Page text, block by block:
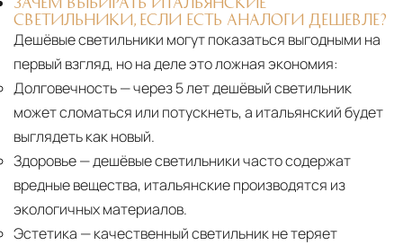
СВЕТИЛЬНИКИ, ЕСЛИ ЕСТЬ АНАЛОГИ ДЕШЕВЛЕ?
Дешёвые светильники могут показаться выгодными на
первый взгляд, но на деле это ложная экономия:
Долговечность— через 5 лет дешёвый светильник
может сломаться или потускнеть, а итальянский будет
выглядеть как новый.
Здоровье— дешёвые светильники часто содержат
вредные вещества, итальянские производятся из
экологичных материалов.
Эстетика — качественный светильник не теряет